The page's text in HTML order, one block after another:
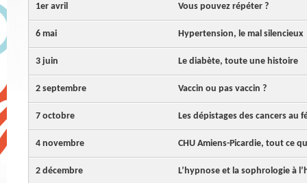
1er avril Vous pouvez répéter ?
6 mai Hypertension, le mal silencieux
3 juin Le diabète, toute une histoire
2 septembre Vaccin ou pas vaccin ?
7 octobre Les dépistages des cancers au
4 novembre CHU Amiens-Picardie, tout ce
2 décembre L’hypnose et la sophrologie à